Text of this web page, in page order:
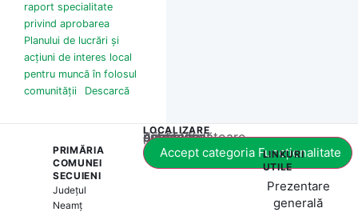
raport specialitate
privind aprobarea
Planului de lucrări și
acțiuni de interes local
pentru muncă în folosul
comunității
Descarcă
PRIMĂRIA
COMUNEI
SECUIENI
Județul
Neamț
LOCALIZARE
Acest conținut este blocat până când acceptați categoria corespunzătoare de cookie-uri.
Accept categoria Funcționalitate
LINKURI
UTILE
Prezentare
generală